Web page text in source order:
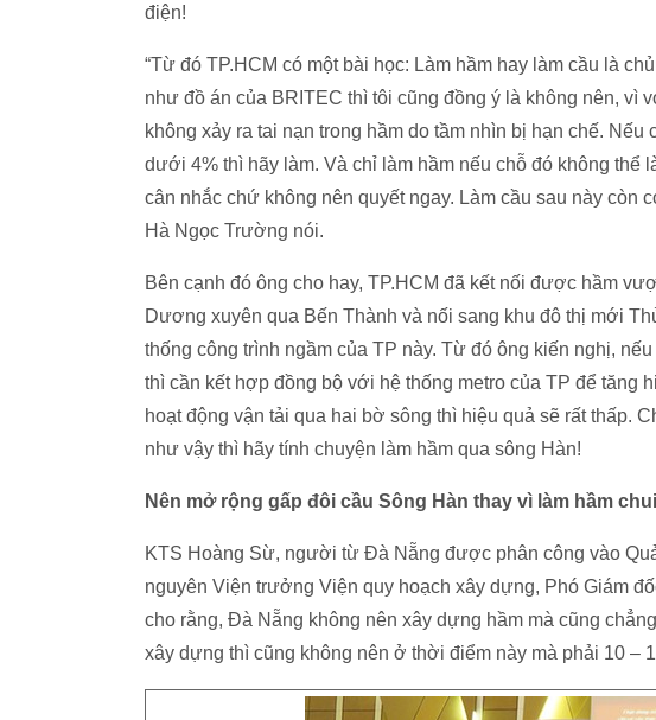
điện!
“Từ đó TP.HCM có một bài học: Làm hầm hay làm cầu là
như đồ án của BRITEC thì tôi cũng đồng ý là không nên, vì
không xảy ra tai nạn trong hầm do tầm nhìn bị hạn chế.
dưới 4% thì hãy làm. Và chỉ làm hầm nếu chỗ đó không
cân nhắc chứ không nên quyết ngay. Làm cầu sau này còn
Hà Ngọc Trường nói.
Bên cạnh đó ông cho hay, TP.HCM đã kết nối được hầm
Dương xuyên qua Bến Thành và nối sang khu đô thị mới
thống công trình ngầm của TP này. Từ đó ông kiến nghị,
thì cần kết hợp đồng bộ với hệ thống metro của TP để tăng
hoạt động vận tải qua hai bờ sông thì hiệu quả sẽ rất thấp.
như vậy thì hãy tính chuyện làm hầm qua sông Hàn!
Nên mở rộng gấp đôi cầu Sông Hàn thay vì làm hầm
KTS Hoàng Sừ, người từ Đà Nẵng được phân công vào
nguyên Viện trưởng Viện quy hoạch xây dựng, Phó Giám
cho rằng, Đà Nẵng không nên xây dựng hầm mà cũng
xây dựng thì cũng không nên ở thời điểm này mà phải 10 –